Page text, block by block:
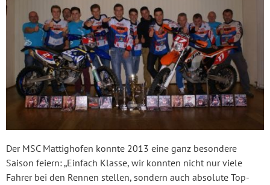
Der MSC Mattighofen konnte 2013 eine ganz besondere
Saison feiern: „Einfach Klasse, wir konnten nicht nur viele
Fahrer bei den Rennen stellen, sondern auch absolute Top-